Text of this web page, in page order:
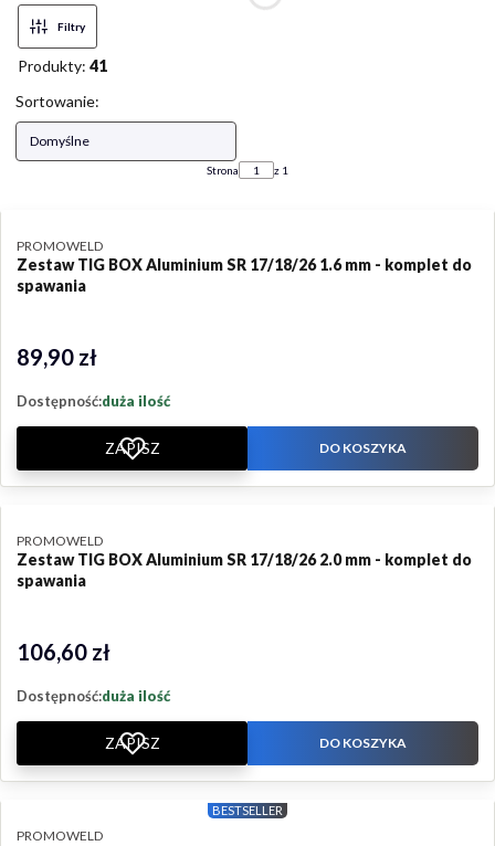
Filtry
Produkty: 41
Lista produktów
Sortowanie:
Domyślne
Strona z 1
Zestaw TIG BOX Aluminium SR 17/18/26 1.6 mm - komplet do
spawania
PRODUCENT
PROMOWELD
Cena
89,90 zł
Dostępność:duża ilość
ZAPISZ DO KOSZYKA
Zestaw TIG BOX Aluminium SR 17/18/26 2.0 mm - komplet do
spawania
PRODUCENT
PROMOWELD
Cena
106,60 zł
Dostępność:duża ilość
ZAPISZ DO KOSZYKA
BESTSELLER
PRODUCENT
PROMOWELD